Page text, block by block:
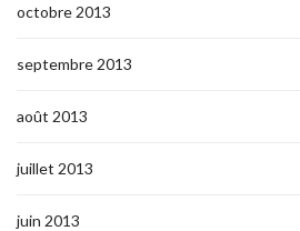
octobre 2013
septembre 2013
août 2013
juillet 2013
juin 2013